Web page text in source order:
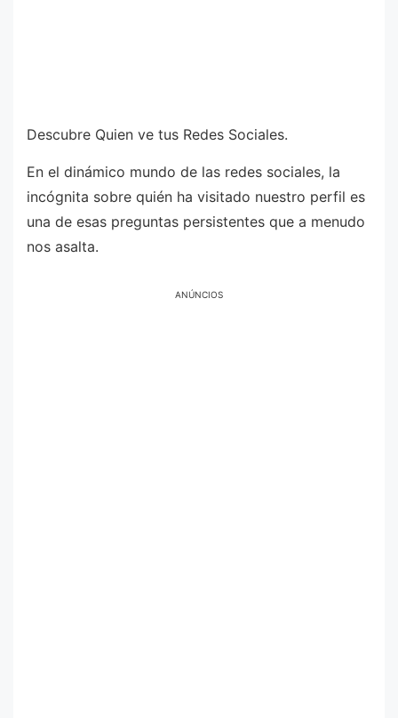
Descubre Quien ve tus Redes Sociales.
En el dinámico mundo de las redes sociales, la
incógnita sobre quién ha visitado nuestro perfil es
una de esas preguntas persistentes que a menudo
nos asalta.
ANÚNCIOS